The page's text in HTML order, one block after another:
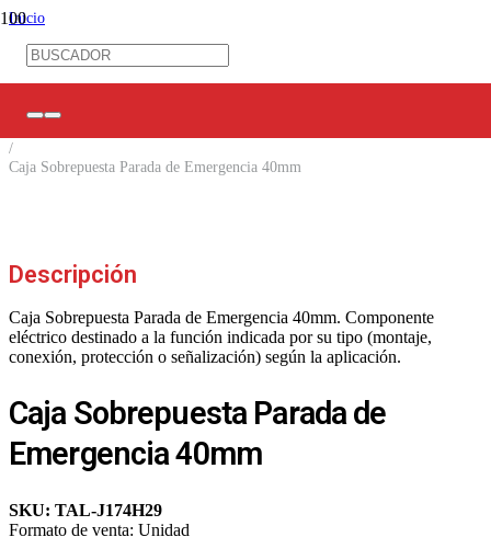
Inicio
Control Industrial
/
Caja Sobrepuesta Parada de Emergencia 40mm
Descripción
Caja Sobrepuesta Parada de Emergencia 40mm. Componente
eléctrico destinado a la función indicada por su tipo (montaje,
conexión, protección o señalización) según la aplicación.
Caja Sobrepuesta Parada de
Emergencia 40mm
SKU: TAL-J174H29
Formato de venta: Unidad